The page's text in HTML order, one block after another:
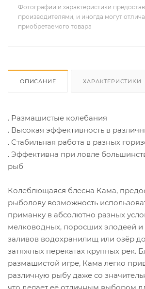
Фотографии и характеристики
производителями, и иногда могут
приобретаемого товара
ОПИСАНИЕ ХАРАКТЕРИСТИКИ
. Размашистые колебания
. Высокая эффективность в
. Стабильная работа в разных
. Эффективна при ловле
рыб
Колеблющаяся блесна Кама,
рыболову возможность
приманку в абсолютно разных
мелководных, поросших элодеей и
заливов водохранилищ или озёр
затяжных перекатах крупных рек.
размашистой игре, Кама легко
различную рыбу даже со